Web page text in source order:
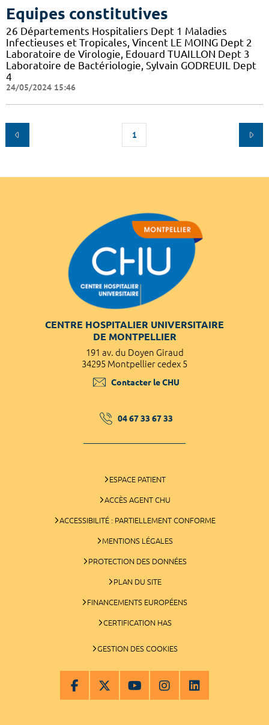
Equipes constitutives
26 Départements Hospitaliers Dept 1 Maladies
Infectieuses et Tropicales, Vincent LE MOING Dept 2
Laboratoire de Virologie, Edouard TUAILLON Dept 3
Laboratoire de Bactériologie, Sylvain GODREUIL Dept
4
24/05/2024 15:46
1
CENTRE HOSPITALIER UNIVERSITAIRE
DE MONTPELLIER
191 av. du Doyen Giraud
34295 Montpellier cedex 5
Contacter le CHU
04 67 33 67 33
ESPACE PATIENT
ACCÈS AGENT CHU
ACCESSIBILITÉ : PARTIELLEMENT CONFORME
MENTIONS LÉGALES
PROTECTION DES DONNÉES
PLAN DU SITE
FINANCEMENTS EUROPÉENS
CERTIFICATION HAS
GESTION DES COOKIES